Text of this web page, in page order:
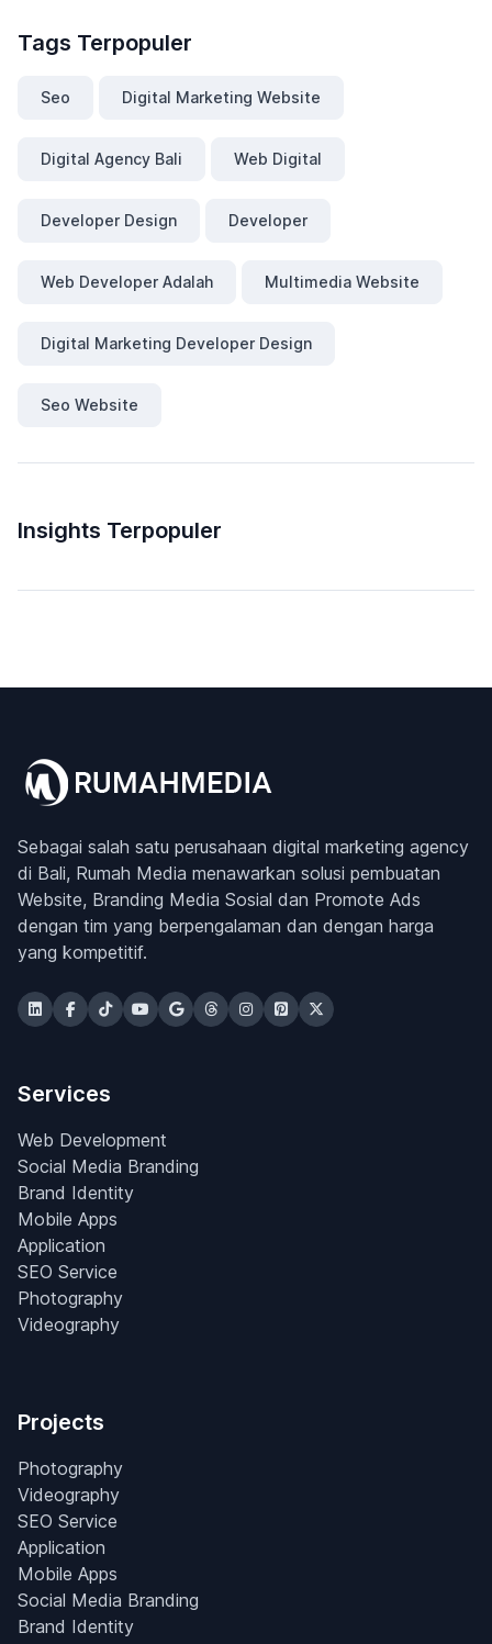
Tags Terpopuler
Seo Digital Marketing Website
Digital Agency Bali Web Digital
Developer Design Developer
Web Developer Adalah Multimedia Website
Digital Marketing Developer Design
Seo Website
Insights Terpopuler
Sebagai salah satu perusahaan digital marketing agency
di Bali, Rumah Media menawarkan solusi pembuatan
Website, Branding Media Sosial dan Promote Ads
dengan tim yang berpengalaman dan dengan harga
yang kompetitif.
Services
Web Development
Social Media Branding
Brand Identity
Mobile Apps
Application
SEO Service
Photography
Videography
Projects
Photography
Videography
SEO Service
Application
Mobile Apps
Social Media Branding
Brand Identity